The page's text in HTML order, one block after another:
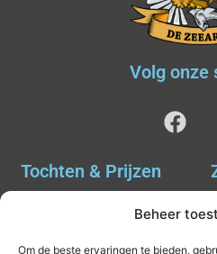
Beheer
Om de beste ervaringen te bieden,
Volg onze
Tochten & Prijzen